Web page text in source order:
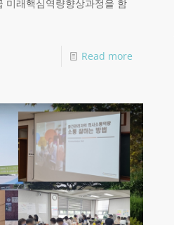
미래핵심역량향상과정을 함
Read more